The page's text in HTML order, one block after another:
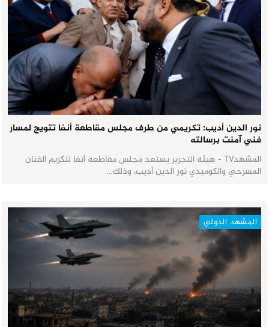
نور الدين أديب: تكريمي من طرف مجلس مقاطعة أنفا تتويج لمسار
فني آمنت برسالته
المشهدTV - هيئة التحرير يستعد مجلس مقاطعة أنفا لتكريم الفنان
المسرحي والكوميدي نور الدين أديب، وذلك…
المشهد الدولي